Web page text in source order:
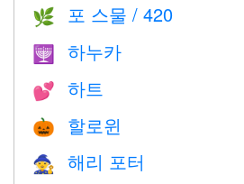
🌿 포 스물 / 420
🕎 하누카
💕 하트
🎃 할로윈
🧙 해리 포터